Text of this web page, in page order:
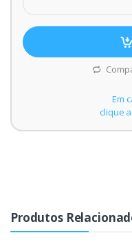
Em
clique
Produtos